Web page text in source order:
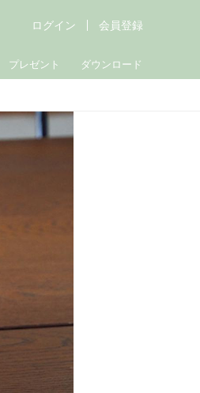
プレゼント ダウンロード
ログイン 会員登録